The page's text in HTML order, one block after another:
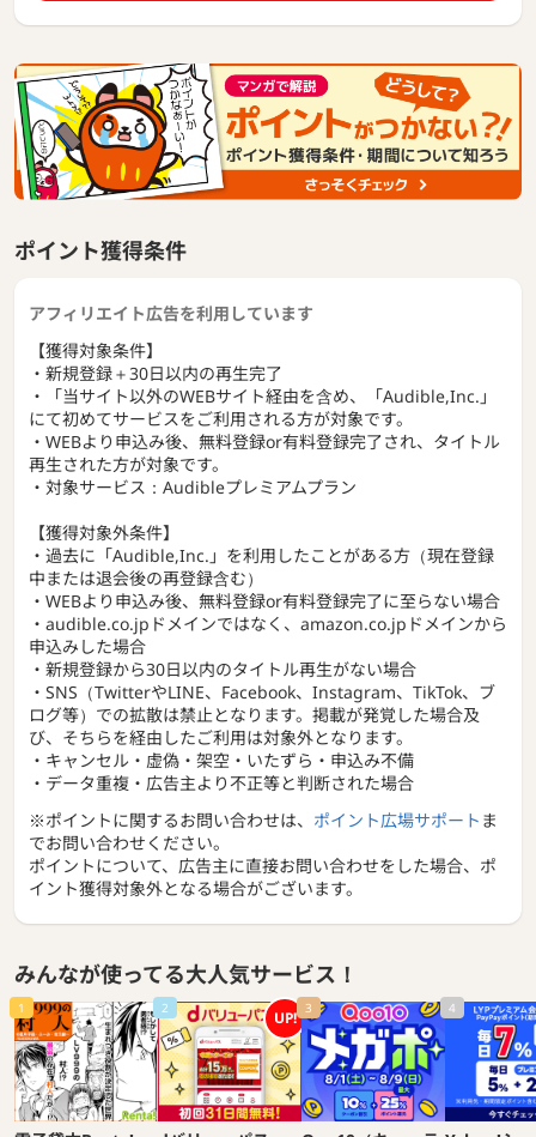
ポイント獲得条件
アフィリエイト広告を利用しています
【獲得対象条件】
・新規登録＋30日以内の再生完了
・「当サイト以外のWEBサイト経由を含め、「Audible,Inc.」
にて初めてサービスをご利用される方が対象です。
・WEBより申込み後、無料登録or有料登録完了され、タイトル
再生された方が対象です。
・対象サービス：Audibleプレミアムプラン
【獲得対象外条件】
・過去に「Audible,Inc.」を利用したことがある方（現在登録
中または退会後の再登録含む）
・WEBより申込み後、無料登録or有料登録完了に至らない場合
・audible.co.jpドメインではなく、amazon.co.jpドメインから
申込みした場合
・新規登録から30日以内のタイトル再生がない場合
・SNS（TwitterやLINE、Facebook、Instagram、TikTok、ブ
ログ等）での拡散は禁止となります。掲載が発覚した場合及
び、そちらを経由したご利用は対象外となります。
・キャンセル・虚偽・架空・いたずら・申込み不備
・データ重複・広告主より不正等と判断された場合
※ポイントに関するお問い合わせは、 ポイント広場サポート ま
でお問い合わせください。
ポイントについて、広告主に直接お問い合わせをした場合、ポ
イント獲得対象外となる場合がございます。
みんなが使ってる大人気サービス！
1 2 UP! 3 4